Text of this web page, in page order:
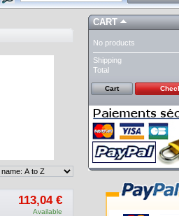
113,04 €
Available
CART
No products
Shipping
Total
Cart